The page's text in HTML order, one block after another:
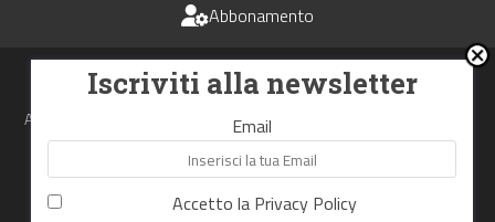
Abbonamento
Uomini e Trasporti è un periodico associato all'Unione Stampa
Periodica Italiana - USPI
Autorizzazione del Tribunale di Bologna N.4993 del 15 giugno 1982
Webdesign made inNowhere
RIPRODUZIONE RISERVATA Privacy Policy Cookie Policy
Iscriviti alla newsletter
Email
Accetto la Privacy Policy